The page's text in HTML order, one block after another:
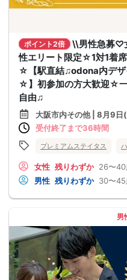
ポイント2倍
\\男性急募♡
性エリート限定☆1対1着
☆【駅直結♫odona内デ
☆】初参加の方大歓迎☆
自由♫
大阪市内その他 | 8月9
受付終了まで36時間
プレミアムステイタス
女性 残りわずか 26〜
男性 残りわずか 30〜
男